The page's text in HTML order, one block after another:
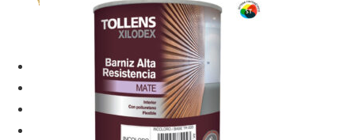
TIENDAS
SERVICIOS
NUESTRAS MARCAS
NOSOTROS